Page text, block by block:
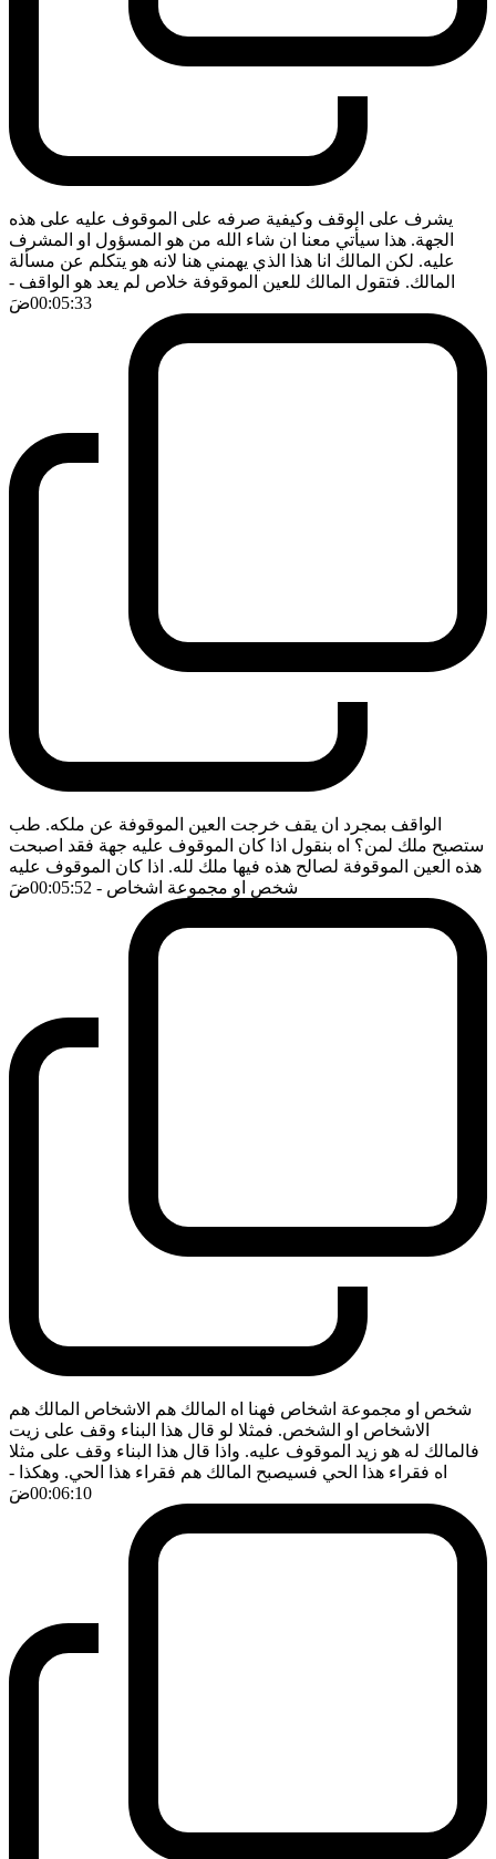
يشرف على الوقف وكيفية صرفه على الموقوف عليه على هذه
الجهة. هذا سيأتي معنا ان شاء الله من هو المسؤول او المشرف
عليه. لكن المالك انا هذا الذي يهمني هنا لانه هو يتكلم عن مسألة
المالك. فتقول المالك للعين الموقوفة خلاص لم يعد هو الواقف -
00:05:33ضَ
الواقف بمجرد ان يقف خرجت العين الموقوفة عن ملكه. طب
ستصبح ملك لمن؟ اه بنقول اذا كان الموقوف عليه جهة فقد اصبحت
هذه العين الموقوفة لصالح هذه فيها ملك لله. اذا كان الموقوف عليه
شخص او مجموعة اشخاص - 00:05:52 ضَ
شخص او مجموعة اشخاص فهنا اه المالك هم الاشخاص المالك هم
الاشخاص او الشخص. فمثلا لو قال هذا البناء وقف على زيت
فالمالك له هو زيد الموقوف عليه. واذا قال هذا البناء وقف على مثلا
اه فقراء هذا الحي فسيصبح المالك هم فقراء هذا الحي. وهكذا -
00:06:10ضَ